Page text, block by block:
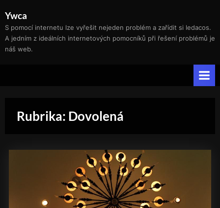
content
Ywca
S pomocí internetu lze vyřešit nejeden problém a zařídit si ledacos.
A jedním z ideálních internetových pomocníků při řešení problémů je
náš web.
Rubrika: Dovolená